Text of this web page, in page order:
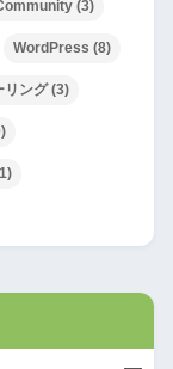
(3)
WordPress (8)
リング(3)